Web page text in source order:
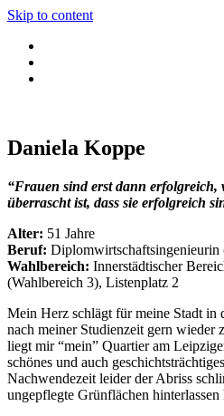
Skip to content
Daniela Koppe
“Frauen sind erst dann erfolgreich,
überrascht ist, dass sie erfolgreich
Alter: 51 Jahre
Beruf: Diplomwirtschaftsingenieurin
Wahlbereich: Innerstädtischer
(Wahlbereich 3), Listenplatz 2
Mein Herz schlägt für meine Stadt in
nach meiner Studienzeit gern wieder
liegt mir “mein” Quartier am
schönes und auch
Nachwendezeit leider der Abriss
ungepflegte Grünflächen hinterlassen